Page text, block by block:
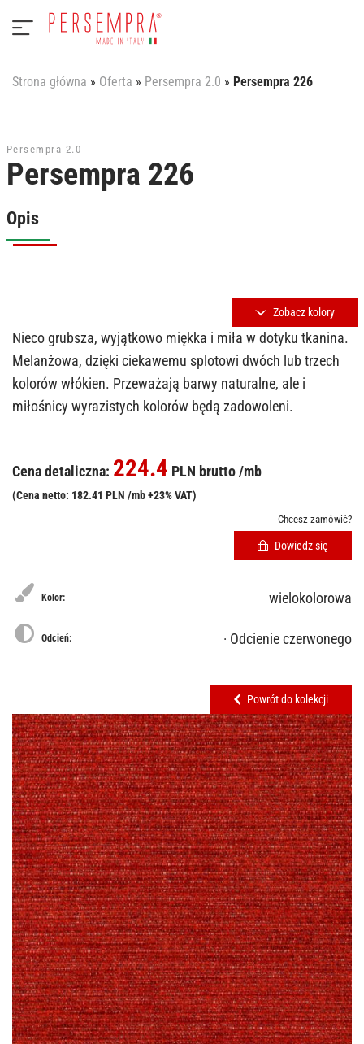
Strona główna » Oferta » Persempra 2.0 » Persempra 226
Persempra 2.0
Persempra 226
Opis
Zobacz kolory
Nieco grubsza, wyjątkowo miękka i miła w dotyku tkanina.
Melanżowa, dzięki ciekawemu splotowi dwóch lub trzech
kolorów włókien. Przeważają barwy naturalne, ale i
miłośnicy wyrazistych kolorów będą zadowoleni.
Cena detaliczna: 224.4 PLN brutto /mb
(Cena netto: 182.41 PLN /mb +23% VAT)
Chcesz zamówić?
Dowiedz się
Kolor: wielokolorowa
Odcień: · Odcienie czerwonego
Powrót do kolekcji